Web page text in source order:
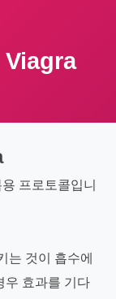
프로토콜입니
는 것이 흡수에
우 효과를 기다